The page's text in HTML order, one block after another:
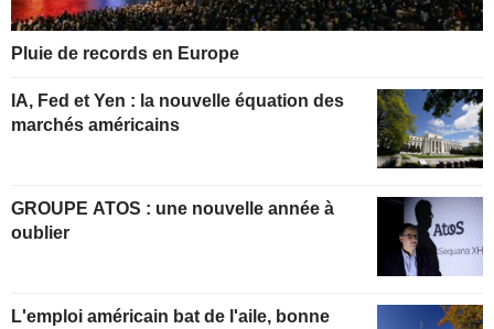
Pluie de records en Europe
IA, Fed et Yen : la nouvelle équation des
marchés américains
GROUPE ATOS : une nouvelle année à
oublier
L'emploi américain bat de l'aile, bonne